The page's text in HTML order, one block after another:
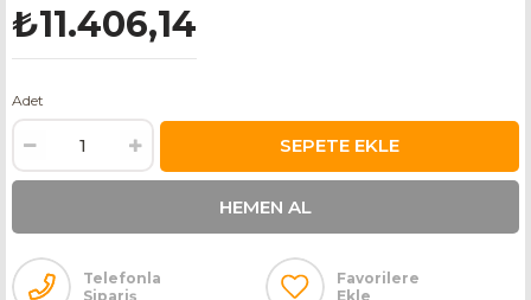
₺11.406,14
Adet
Telefonla
Sipariş
Favorilere
Ekle